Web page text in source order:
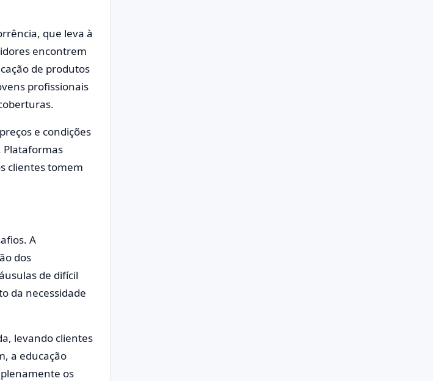
que leva à
encontrem
de produtos
profissionais
e condições
Plataformas
clientes tomem
A
dos
de difícil
da necessidade
levando clientes
a educação
os